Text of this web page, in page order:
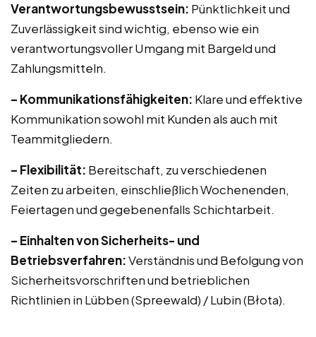
Verantwortungsbewusstsein: Pünktlichkeit und
Zuverlässigkeit sind wichtig, ebenso wie ein
verantwortungsvoller Umgang mit Bargeld und
Zahlungsmitteln.
– Kommunikationsfähigkeiten: Klare und effektive
Kommunikation sowohl mit Kunden als auch mit
Teammitgliedern.
– Flexibilität: Bereitschaft, zu verschiedenen
Zeiten zu arbeiten, einschließlich Wochenenden,
Feiertagen und gegebenenfalls Schichtarbeit.
– Einhalten von Sicherheits- und
Betriebsverfahren:Verständnis und Befolgung von
Sicherheitsvorschriften und betrieblichen
Richtlinien in Lübben (Spreewald) / Lubin (Błota).